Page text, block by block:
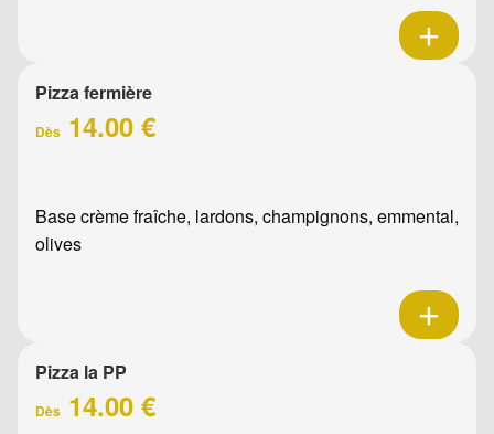
Pizza fermière
Dès 14.00 €
Base crème fraîche, lardons, champignons, emmental,
olives
Pizza la PP
Dès 14.00 €